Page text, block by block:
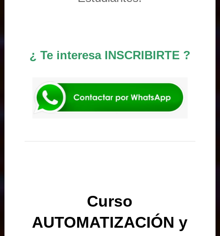
¿ Te interesa INSCRIBIRTE ?
Curso
AUTOMATIZACIÓN y